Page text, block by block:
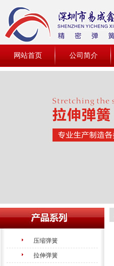
网站首页 公司简介
压缩弹簧
拉伸弹簧